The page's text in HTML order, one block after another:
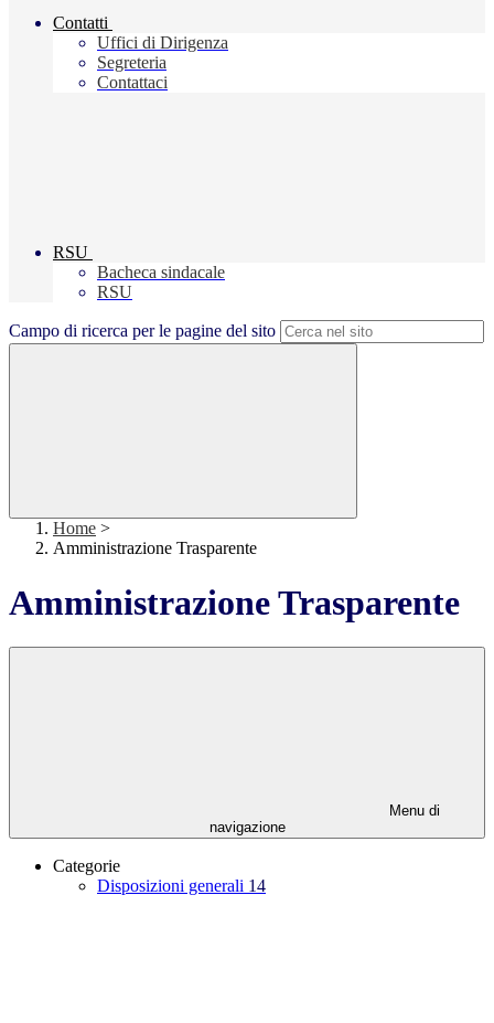
Contatti
Uffici di Dirigenza
Segreteria
Contattaci
RSU
Bacheca sindacale
RSU
Campo di ricerca per le pagine del sito
Home >
Amministrazione Trasparente
Amministrazione Trasparente
Menu di
navigazione
Categorie
Disposizioni generali 14